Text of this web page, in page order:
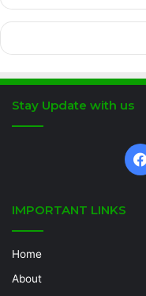
Stay Update with us
IMPORTANT LINKS
Home
About